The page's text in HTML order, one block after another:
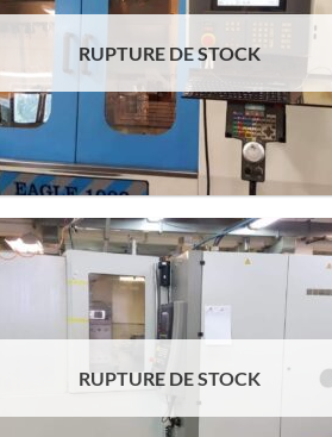
RUPTURE DE STOCK
RUPTURE DE STOCK